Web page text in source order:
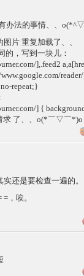
办法的事情、、
片 重复加载了、、
的，写到一块儿：
],.feed2
repeat;}
] {
求 了、、o(*￣▽￣*)o
还是要检查一遍的。
，唉。